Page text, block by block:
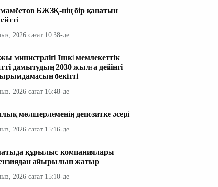
БЖЗҚ-нің бір қанатын
2026 сағат 10:38-де
министрлігі Ішкі мемлекеттік
дамытудың 2030 жылға дейінгі
бекітті
2026 сағат 16:48-де
мөлшерлеменің депозитке әсері
2026 сағат 15:16-де
құрылыс компаниялары
айырылып жатыр
2026 сағат 15:10-де